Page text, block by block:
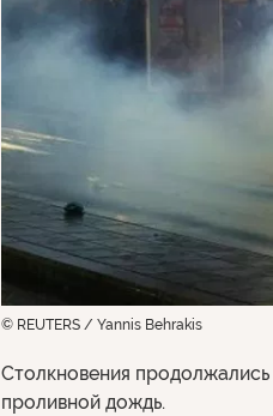
© REUTERS / Yannis Behrakis
Столкновения
проливной дождь.